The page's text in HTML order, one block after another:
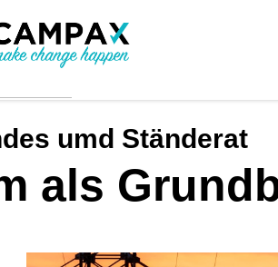
umd Ständerat
als